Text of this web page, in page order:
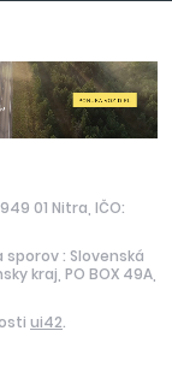
01 Nitra, IČO:
: Slovenská
kraj, PO BOX 49A,
ui42.